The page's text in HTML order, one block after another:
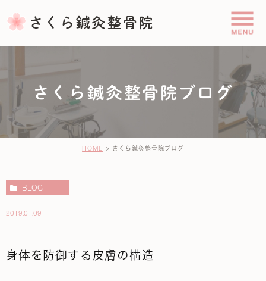
さくら鍼灸整骨院ブログ
HOME さくら鍼灸整骨院ブログ
BLOG
2019.01.09
身体を防御する皮膚の構造